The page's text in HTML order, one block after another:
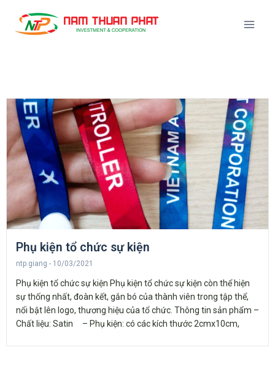
Phụ kiện tổ chức sự kiện
ntp.giang 10/03/2021
Phụ kiện tổ chức sự kiện Phụ kiện tổ chức sự kiện còn thể hiện
sự thống nhất, đoàn kết, gắn bó của thành viên trong tập thể,
nổi bật lên logo, thương hiệu của tổ chức. Thông tin sản phẩm –
Chất liệu: Satin – Phụ kiện: có các kích thước 2cmx10cm,